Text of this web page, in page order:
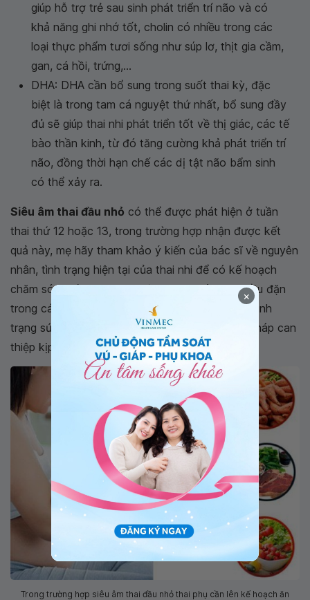
giúp hỗ trợ trẻ sau sinh phát triển trí não và có
khả năng ghi nhớ tốt, cholin có nhiều trong các
loại thực phẩm tươi sống như súp lơ, thịt gia cầm,
gan, cá hồi, trứng,...
DHA: DHA cần bổ sung trong suốt thai kỳ, đặc
biệt là trong tam cá nguyệt thứ nhất, bổ sung đầy
đủ sẽ giúp thai nhi phát triển tốt về thị giác, các tế
bào thần kinh, từ đó tăng cường khả phát triển trí
não, đồng thời hạn chế các dị tật não bẩm sinh
có thể xảy ra.
Siêu âm thai đầu nhỏ có thể được phát hiện ở tuần
thai thứ 12 hoặc 13, trong trường hợp nhận được kết
quả này, mẹ hãy tham khảo ý kiến của bác sĩ về nguyên
nhân, tình trạng hiện tại của thai nhi để có kế hoạch
chăm sóc phù hợp, thực hiện thăm khám thai đều đặn
trong các tuần tiếp theo để theo dõi chính xác tình
trạng sức khỏe của thai nhi, cũng như có biện pháp can
thiệp kịp thời (nếu cần).
Trong trường hợp siêu âm thai đầu nhỏ thai phụ cần lên kế hoạch ăn
×